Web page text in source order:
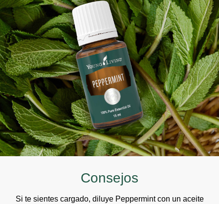
Consejos
Si te sientes cargado, diluye Peppermint con un aceite